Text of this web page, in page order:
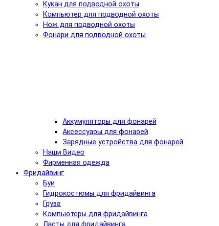
Кукан для подводной охоты
Компьютер для подводной охоты
Нож для подводной охоты
Фонари для подводной охоты
Аккумуляторы для фонарей
Аксессуары для фонарей
Зарядные устройства для фонарей
Наши Видео
Фирменная одежда
Фридайвинг
Буи
Гидрокостюмы для фридайвинга
Груза
Компьютеры для фридайвинга